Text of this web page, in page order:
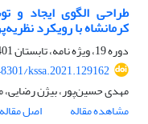
طراحی الگوی ایجاد
کرمانشاه با رویکرد
دوره 19، ویژه نامه، تابستان 1401، صفحه
kssa.2021.129162
مهدی حسین‌پور، بیژن
مشاهده مقاله
اصل مقاله